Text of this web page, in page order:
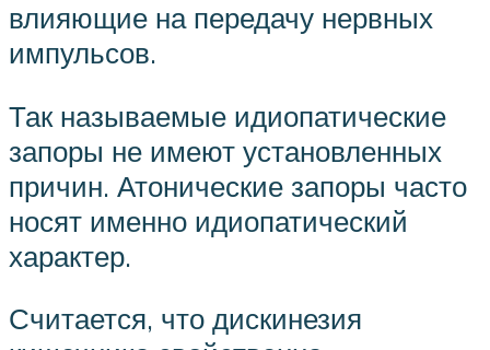
влияющие на передачу нервных
импульсов.
Так называемые идиопатические
запоры не имеют установленных
причин. Атонические запоры часто
носят именно идиопатический
характер.
Считается, что дискинезия